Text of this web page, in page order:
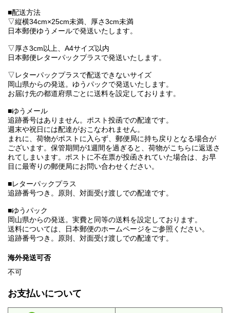
■配送方法
▽縦横34cm×25cm未満、厚さ3cm未満
日本郵便ゆうメールで発送いたします。
▽厚さ3cm以上、A4サイズ以内
日本郵便レターパックプラスで発送いたします。
▽レターパックプラスで配送できないサイズ
岡山県からの発送。ゆうパックで発送いたします。
お届け先の都道府県ごとに送料を設定しております。
■ゆうメール
追跡番号はありません。ポスト投函での配達です。
週末や祝日には配達がおこなわれません。
まれに、荷物がポストに入らず、郵便局に持ち戻りとなる場合が
ございます。保管期間が1週間を過ぎると、荷物がこちらに返送さ
れてしまいます。ポストに不在票が投函されていた場合は、お早
目に最寄りの郵便局にお問い合わせください。
■レターパックプラス
追跡番号つき。原則、対面受け渡しでの配達です。
■ゆうパック
岡山県からの発送。実費と同等の送料を設定しております。
送料については、日本郵便のホームページをご参照ください。
追跡番号つき。原則、対面受け渡しでの配達です。
海外発送可否
不可
お支払いについて